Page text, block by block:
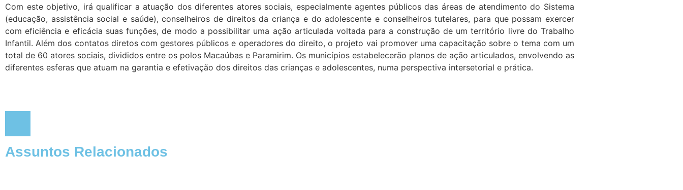
Com este objetivo, irá qualificar a atuação dos diferentes atores sociais, especialmente agentes públicos das áreas de atendimento do Sistema
(educação, assistência social e saúde), conselheiros de direitos da criança e do adolescente e conselheiros tutelares, para que possam exercer
com eficiência e eficácia suas funções, de modo a possibilitar uma ação articulada voltada para a construção de um território livre do Trabalho
Infantil. Além dos contatos diretos com gestores públicos e operadores do direito, o projeto vai promover uma capacitação sobre o tema com um
total de 60 atores sociais, divididos entre os polos Macaúbas e Paramirim. Os municípios estabelecerão planos de ação articulados, envolvendo as
diferentes esferas que atuam na garantia e efetivação dos direitos das crianças e adolescentes, numa perspectiva intersetorial e prática.
Assuntos Relacionados